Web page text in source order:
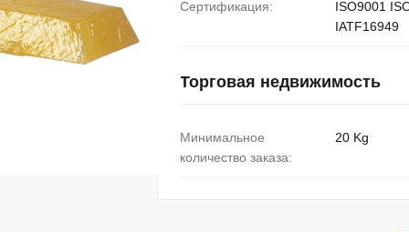
Сертификация:
ISO9001
IATF16949
Торговая недвижимость
Минимальное
количество заказа:
20 Kg